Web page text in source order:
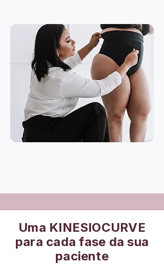
Uma KINESIOCURVE
para cada fase da sua
paciente